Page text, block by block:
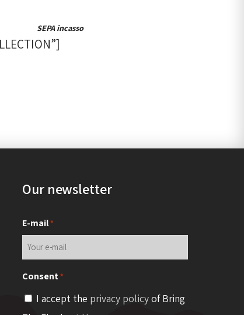
SEPA incasso
Our newsletter
E-mail*
Consent*
I accept the privacy policyof Bring